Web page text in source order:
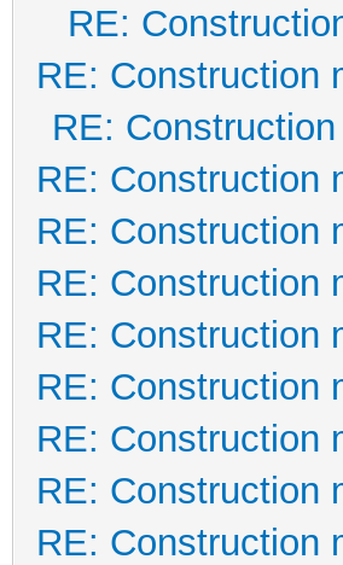
RE:
RE: Construction
RE:
RE: Construction
RE: Construction
RE: Construction
RE: Construction
RE: Construction
RE: Construction
RE: Construction
RE: Construction